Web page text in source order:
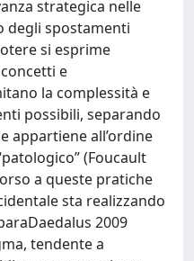
strategica nelle
degli spostamenti
si esprime
e
la complessità e
possibili, separando
appartiene all’ordine
(Foucault
a queste pratiche
sta realizzando
2009
tendente a